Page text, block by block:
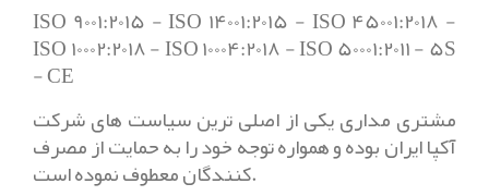
ISO 9001:2015 - ISO 14001:2015 - ISO 45001:2018 -
ISO 10002:2018 - ISO 10004:2018 - ISO 50001:2011 - 5S
- CE
مشتری مداری یکی از اصلی ترین سیاست های شرکت
آکپا ایران بوده و همواره توجه خود را به حمایت از مصرف
کنندگان معطوف نموده است.